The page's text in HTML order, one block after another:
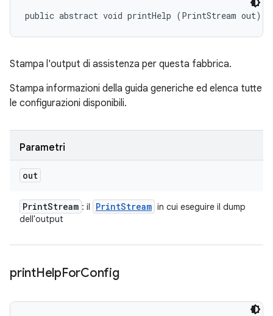
public abstract void printHelp (PrintStream out)
Stampa l'output di assistenza per questa fabbrica.
Stampa informazioni della guida generiche ed elenca tutte
le configurazioni disponibili.
Parametri
out
PrintStream : il PrintStream in cui eseguire il dump
dell'output
printHelpForConfig